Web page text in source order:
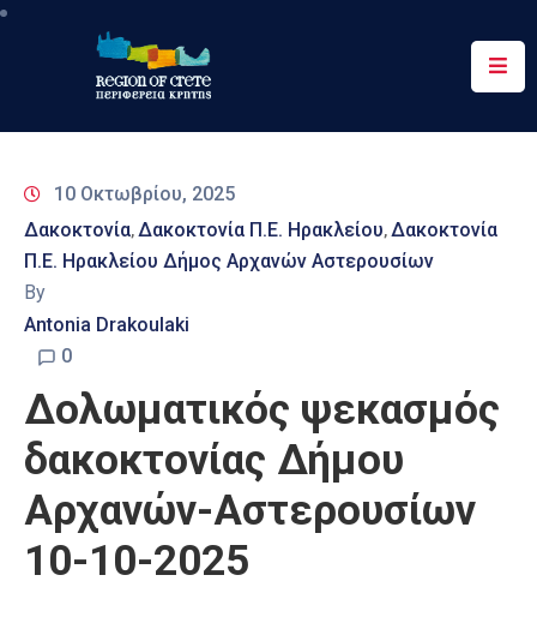
Περιφέρεια
&
Δράσεις
Ψηφιακές
Υπηρεσίες
Επικοινωνία
10 Οκτωβρίου, 2025
Δακοκτονία‚Δακοκτονία Π.Ε. Ηρακλείου‚Δακοκτονία
Π.Ε. Ηρακλείου Δήμος Αρχανών Αστερουσίων
By
Antonia Drakoulaki
0
Δολωματικός ψεκασμός
δακοκτονίας Δήμου
Αρχανών-Αστερουσίων
10-10-2025